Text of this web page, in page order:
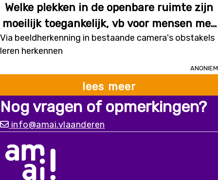
Welke plekken in de openbare ruimte zijn
moeilijk toegankelijk, vb voor mensen met
een handicap?
Via beeldherkenning in bestaande camera's obstakels
leren herkennen
Anoniem
lees meer
Nog vragen of opmerkingen?
info@amai.vlaanderen